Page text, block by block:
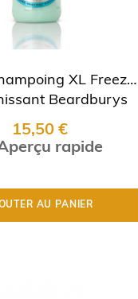
XL Freeze
Beardburys
15,50 €
rapide
AU PANIER